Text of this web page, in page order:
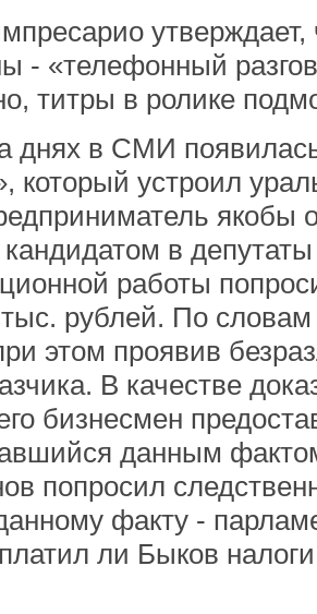
утверждает,
- «телефонный
титры в ролике
днях в СМИ
который устроил
якобы
кандидатом в
работы
тыс. рублей. По
этом проявив
В качестве
бизнесмен
данным
попросил
факту -
ли Быков